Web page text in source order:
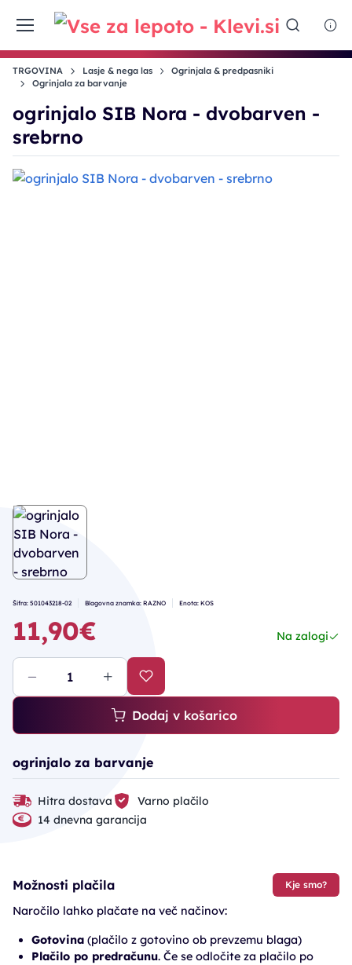
TRGOVINA Lasje & nega las
Ogrinjala & predpasniki
Ogrinjala za barvanje
ogrinjalo SIB Nora - dvobarven -
srebrno
Šifra: 501043218-02 Blagovna znamka: RAZNO Enota: KOS
11,90€ Na zalogi
Dodaj v košarico
ogrinjalo za barvanje
Hitra dostava
Varno plačilo
14 dnevna garancija
Možnosti plačila Kje smo?
Naročilo lahko plačate na več načinov:
Gotovina (plačilo z gotovino ob prevzemu blaga)
Plačilo po predračunu. Če se odločite za plačilo po